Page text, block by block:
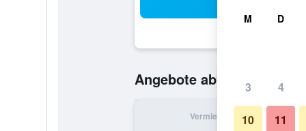
Angebote ab98 € Günstigste
Vermieter
M D
3 4
10 11